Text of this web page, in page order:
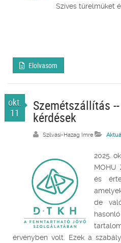
Szíves türelmüket
Elolvasom
okt.
11
Szemétszállítás
kérdések
Szilvási-Hazag Imre
2025.
MOHU
és
de
érvényben volt. Ezek a